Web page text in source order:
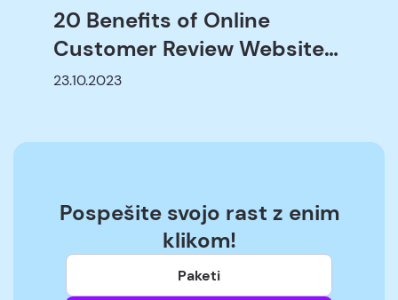
20 Benefits of Online
Customer Review Websites:
B2B and B2C
23.10.2023
Pospešite svojo rast z enim
klikom!
Paketi